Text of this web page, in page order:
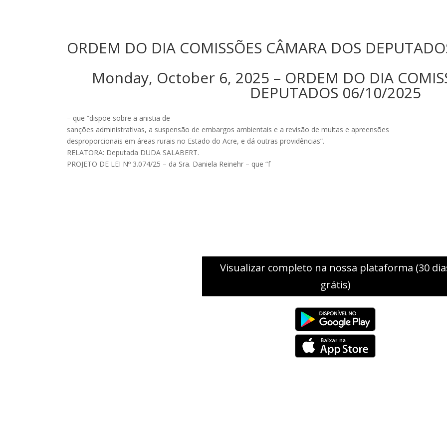
ORDEM DO DIA COMISSÕES CÂMARA DOS
Monday, October 6, 2025 – ORDEM DO DIA
DEPUTADOS 06/10/2025
– que “dispõe sobre a anistia de
sanções administrativas, a suspensão de embargos ambientais e a revisão de multas e apreensões
desproporcionais em áreas rurais no Estado do Acre, e dá outras providências”.
RELATORA: Deputada DUDA SALABERT.
PROJETO DE LEI Nº 3.074/25 – da Sra. Daniela Reinehr – que “f
Visualizar completo na nossa plataforma (30
grátis)